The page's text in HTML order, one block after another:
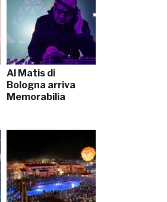
Al Matis di
Bologna arriva
Memorabilia